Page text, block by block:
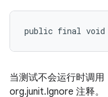
public final void
当测试不会运行时调
org.junit.Ignore 注释。